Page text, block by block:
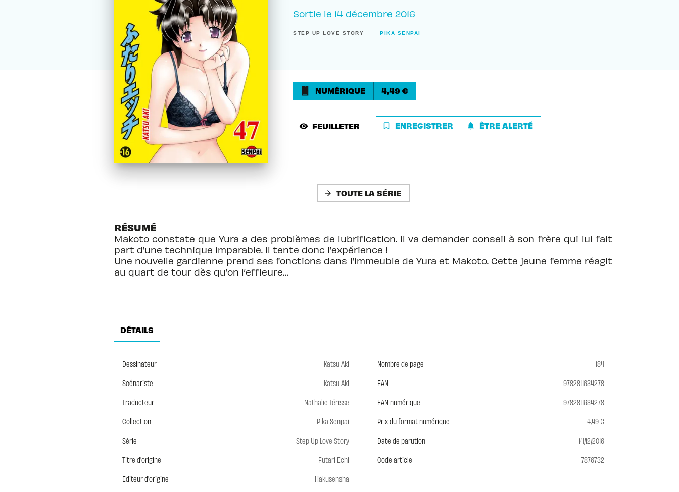
Sortie le 14 décembre 2016
STEP UP LOVE STORY PIKA SENPAI
NUMÉRIQUE 4,49 €
visibility FEUILLETER bookmark_border ENREGISTRER notifications ÊTRE ALERTÉ
arrow_forward TOUTE LA SÉRIE
RÉSUMÉ
Makoto constate que Yura a des problèmes de lubrification. Il va demander conseil à son frère qui lui fait
part d’une technique imparable. Il tente donc l’expérience !
Une nouvelle gardienne prend ses fonctions dans l’immeuble de Yura et Makoto. Cette jeune femme réagit
au quart de tour dès qu’on l’effleure…
DÉTAILS
Dessinateur
Katsu Aki
Scénariste
Katsu Aki
Traducteur
Nathalie Térisse
Collection
Pika Senpai
Série
Step Up Love Story
Titre d'origine
Futari Echi
Editeur d'origine
Hakusensha
Nombre de page
184
EAN
9782811634278
EAN numérique
9782811634278
Prix du format numérique
4,49 €
Date de parution
14/12/2016
Code article
7876732